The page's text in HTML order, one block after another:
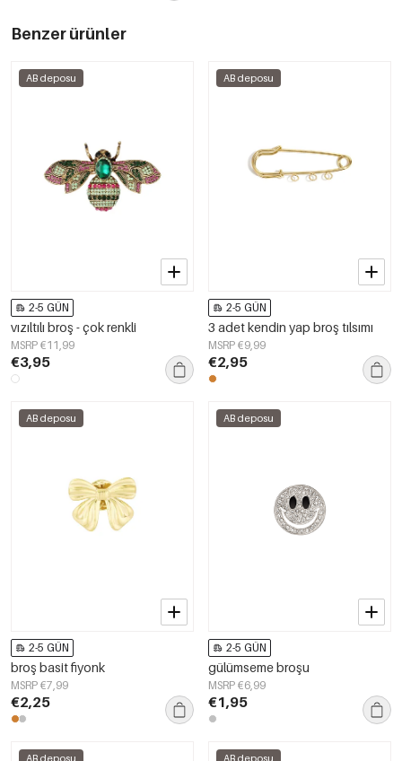
Benzer ürünler
AB deposu
2-5 GÜN
vızıltılı broş - çok renkli
MSRP €11,99
€3,95
AB deposu
2-5 GÜN
3 adet kendin yap broş tılsımı
MSRP €9,99
€2,95
AB deposu
2-5 GÜN
broş basit fiyonk
MSRP €7,99
€2,25
AB deposu
2-5 GÜN
gülümseme broşu
MSRP €6,99
€1,95
AB deposu AB deposu